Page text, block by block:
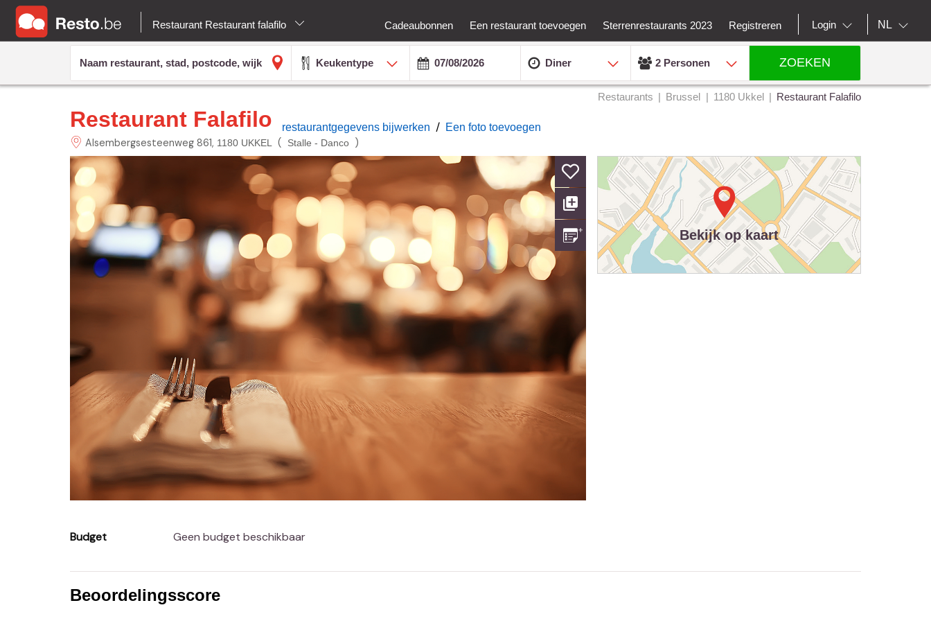
Restaurant Restaurant falafilo Cadeaubonnen Een restaurant toevoegen Sterrenrestaurants 2023 Registreren Login NL
Keukentype Diner 2 Personen ZOEKEN
Restaurants Brussel 1180 Ukkel Restaurant Falafilo
Restaurant Falafilo restaurantgegevens bijwerken / Een foto toevoegen
Alsembergsesteenweg 861 1180 UKKEL ( Stalle - Danco)
Budget Geen budget beschikbaar
Bekijk op kaart
Beoordelingsscore